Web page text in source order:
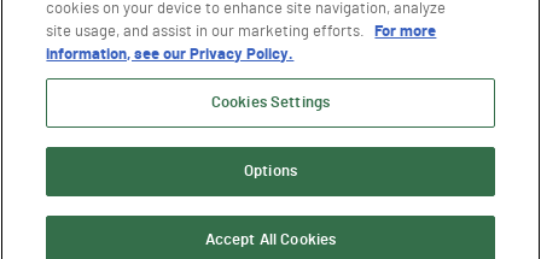
ENVIAR
© 2026 Semperis. Todos os direitos reservados.
Política de privacidade
Termos de Utilização
cookies on your device to enhance site navigation, analyze
site usage, and assist in our marketing efforts.
For more
information, see our Privacy Policy.
Cookies Settings
Options
Accept All Cookies